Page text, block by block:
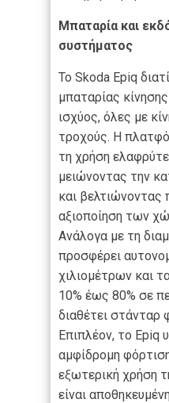
Μπαταρία και
συστήματος
Το Skoda Epiq
μπαταρίας
ισχύος, όλες με
τροχούς. Η
τη χρήση
μειώνοντας την
και βελτιώνοντας
αξιοποίηση των
Ανάλογα με τη
προσφέρει
χιλιομέτρων και
10% έως 80% σε
διαθέτει στάνταρ
Επιπλέον, το Epiq
αμφίδρομη
εξωτερική χρήση
είναι